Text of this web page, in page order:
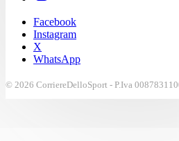
Facebook
Instagram
X
WhatsApp
© 2026 CorriereDelloSport - P.Iva